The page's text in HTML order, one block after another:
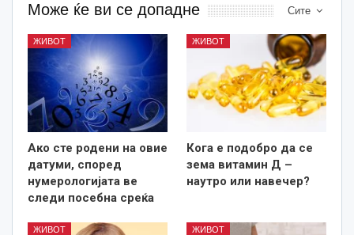
Сите
Може ќе ви се допадне
ЖИВОТ
Ако сте родени на овие
датуми, според
нумерологијата ве
следи посебна среќа
ЖИВОТ
Кога е подобро да се
зема витамин Д –
наутро или навечер?
ЖИВОТ ЖИВОТ